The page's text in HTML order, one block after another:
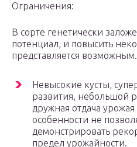
Ограничения:
В сорте генетически
потенциал, и повысить
представляется возможным.
Невысокие кусты,
развития, небольшой
дружная отдача
особенности не
демонстрировать
предел урожайности.